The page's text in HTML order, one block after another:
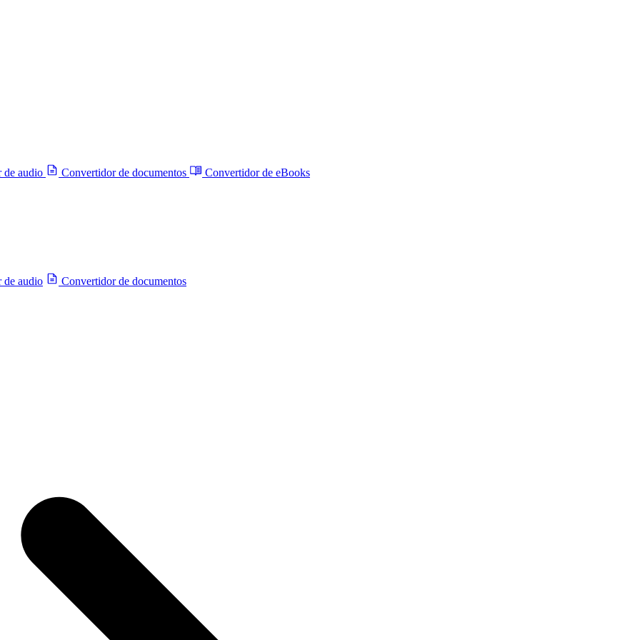
de audio Convertidor de documentos
Convertidor de eBooks
de audio
Convertidor de documentos